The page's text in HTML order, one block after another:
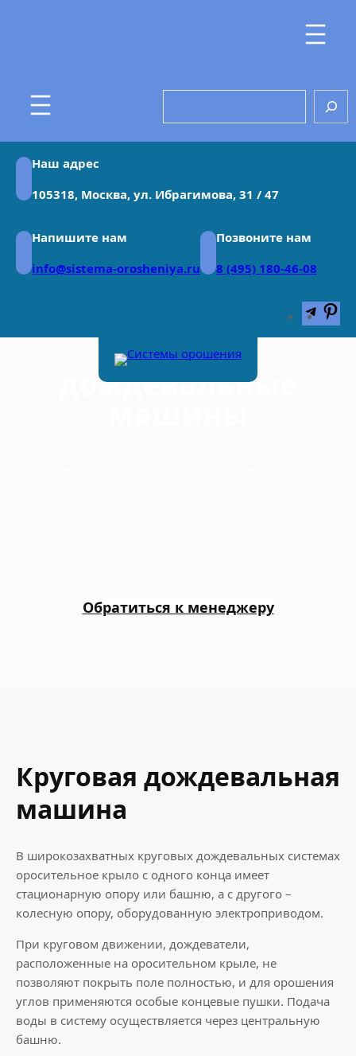
Наш адрес
105318, Москва, ул. Ибрагимова, 31 / 47
Напишите нам
info@sistema-orosheniya.ru
Позвоните нам
8 (495) 180-46-08
Круговые
дождевальные
Обратиться к менеджеру
Круговая дождевальная
машина
В широкозахватных круговых дождевальных системах
оросительное крыло с одного конца имеет
стационарную опору или башню, а с другого –
колесную опору, оборудованную электроприводом.
При круговом движении, дождеватели,
расположенные на оросительном крыле, не
позволяют покрыть поле полностью, и для орошения
углов применяются особые концевые пушки. Подача
воды в систему осуществляется через центральную
башню.